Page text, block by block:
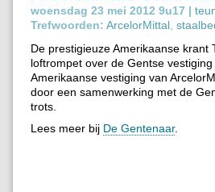
woensdag 23 mei 2012 9u17 |
Trefwoorden: ArcelorMittal
De prestigieuze Amerikaanse
loftrompet over de Gentse
Amerikaanse vestiging van
door een samenwerking met de
trots.
Lees meer bij De Gentenaar.